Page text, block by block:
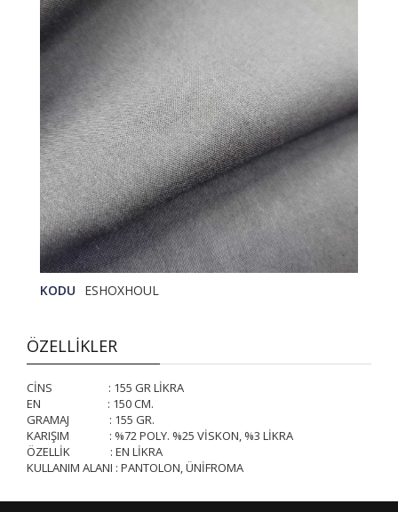
KODU ESHOXHOUL
ÖZELLİKLER
CİNS : 155 GR LİKRA
EN : 150 CM.
GRAMAJ : 155 GR.
KARIŞIM : %72 POLY. %25 VİSKON, %3 LİKRA
ÖZELLİK : EN LİKRA
KULLANIM ALANI : PANTOLON, ÜNİFROMA